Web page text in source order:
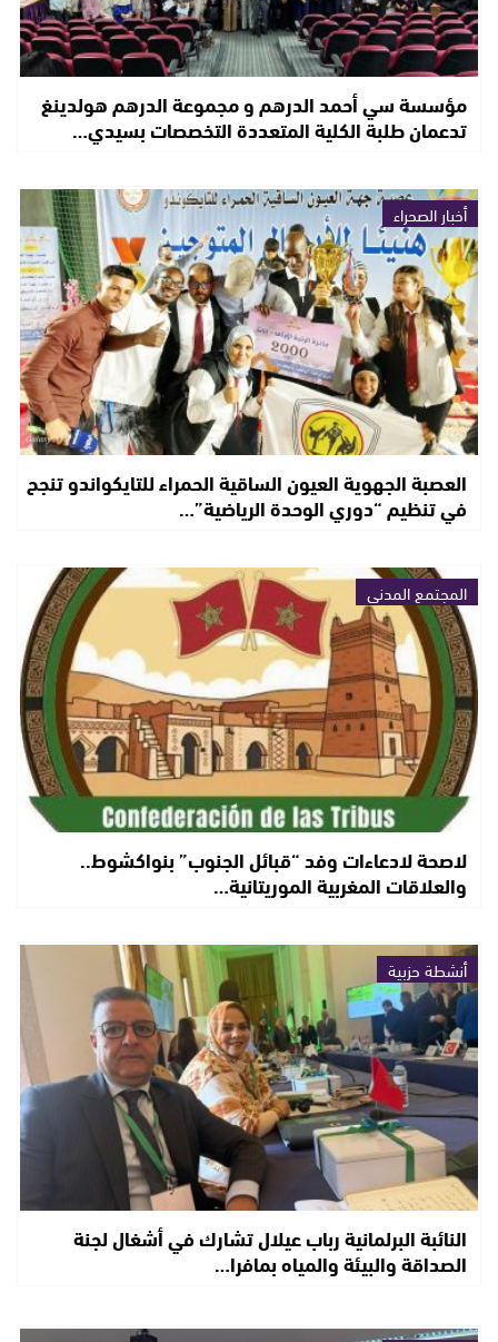
مؤسسة سي أحمد الدرهم و مجموعة الدرهم هولدينغ
تدعمان طلبة الكلية المتعددة التخصصات بسيدي…
أخبار الصحراء
العصبة الجهوية العيون الساقية الحمراء للتايكواندو تنجح
في تنظيم “دوري الوحدة الرياضية”…
المجتمع المدني
لاصحة لادعاءات وفد “قبائل الجنوب” بنواكشوط..
والعلاقات المغربية الموريتانية…
أنشطة حزبية
النائبة البرلمانية رباب عيلال تشارك في أشغال لجنة
الصداقة والبيئة والمياه بمافرا…